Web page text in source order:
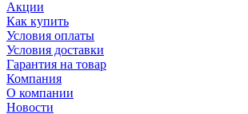
Акции
Как купить
Условия оплаты
Условия доставки
Гарантия на товар
Компания
О компании
Новости